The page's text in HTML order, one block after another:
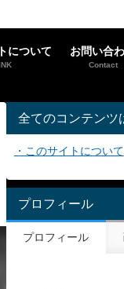
について お問い合
Contact
全てのコンテンツ
・このサイトについて
プロフィール
プロフィール